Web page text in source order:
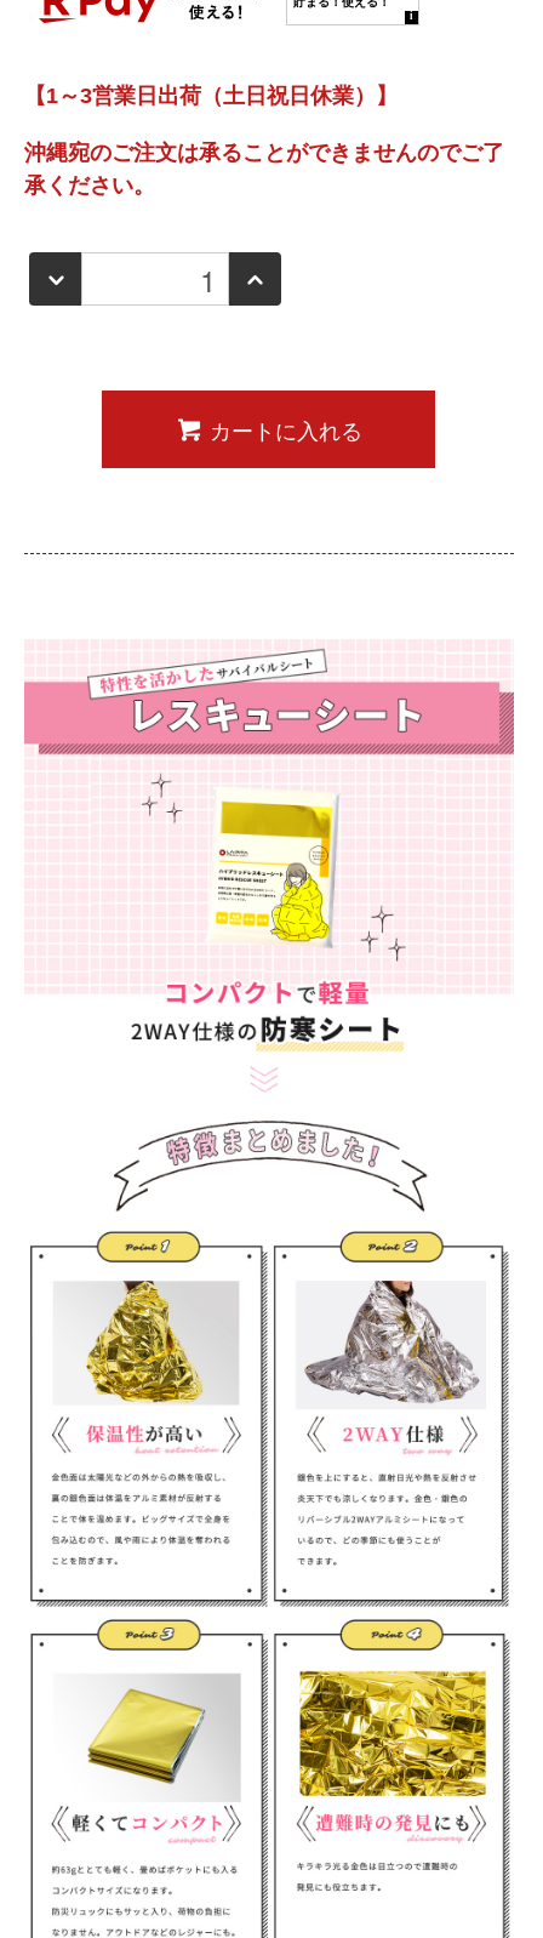
【1～3営業日出荷（土日祝日休業）】
沖縄宛のご注文は承ることができませんのでご了
承ください。
カートに入れる